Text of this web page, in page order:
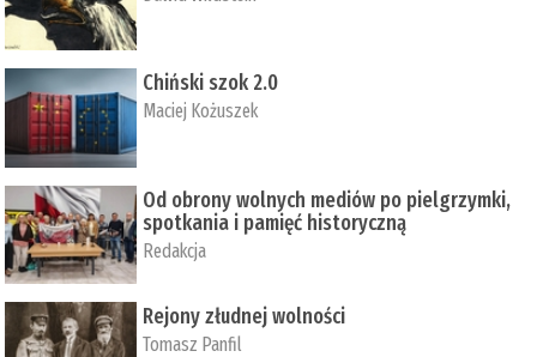
Chiński szok 2.0
Maciej Kożuszek
Od obrony wolnych mediów po pielgrzymki,
spotkania i pamięć historyczną
Redakcja
Rejony złudnej wolności
Tomasz Panfil